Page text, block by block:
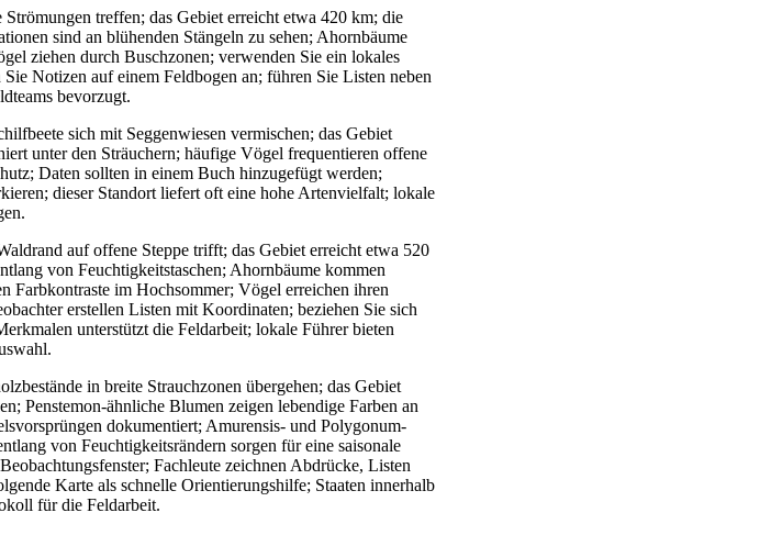
treffen; das Gebiet erreicht etwa 420 km; die
sind an blühenden Stängeln zu sehen; Ahornbäume
ziehen durch Buschzonen; verwenden Sie ein lokales
Notizen auf einem Feldbogen an; führen Sie Listen neben
bevorzugt.
sich mit Seggenwiesen vermischen; das Gebiet
unter den Sträuchern; häufige Vögel frequentieren offene
Daten sollten in einem Buch hinzugefügt werden;
dieser Standort liefert oft eine hohe Artenvielfalt; lokale
auf offene Steppe trifft; das Gebiet erreicht etwa 520
von Feuchtigkeitstaschen; Ahornbäume kommen
Farbkontraste im Hochsommer; Vögel erreichen ihren
erstellen Listen mit Koordinaten; beziehen Sie sich
unterstützt die Feldarbeit; lokale Führer bieten
in breite Strauchzonen übergehen; das Gebiet
Penstemon-ähnliche Blumen zeigen lebendige Farben an
dokumentiert; Amurensis- und Polygonum-
von Feuchtigkeitsrändern sorgen für eine saisonale
Fachleute zeichnen Abdrücke, Listen
Karte als schnelle Orientierungshilfe; Staaten innerhalb
für die Feldarbeit.